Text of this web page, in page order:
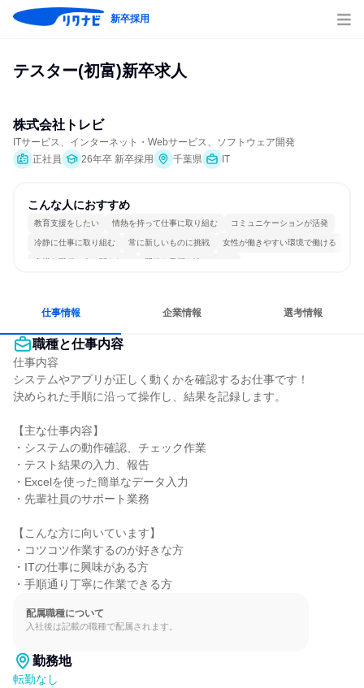
新卒採用
テスター(初富)新卒求人
株式会社トレビ
ITサービス、インターネット・Webサービス、ソフトウェア開発
正社員
26年卒 新卒採用 千葉県 IT
こんな人におすすめ
教育支援をしたい 情熱を持って仕事に取り組む コミュニケーションが活発
冷静に仕事に取り組む 常に新しいものに挑戦 女性が働きやすい環境で働ける
多様な職種の人と関われる 明確な目標を追いかける
仕事情報 企業情報 選考情報
職種と仕事内容
仕事内容
システムやアプリが正しく動くかを確認するお仕事です！
決められた手順に沿って操作し、結果を記録します。
【主な仕事内容】
・システムの動作確認、チェック作業
・テスト結果の入力、報告
・Excelを使った簡単なデータ入力
・先輩社員のサポート業務
【こんな方に向いています】
・コツコツ作業するのが好きな方
・ITの仕事に興味がある方
・手順通り丁寧に作業できる方
配属職種について
入社後は記載の職種で配属されます。
勤務地
転勤なし